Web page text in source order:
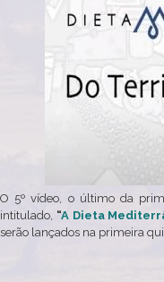
O 5º vídeo, o último da
intitulado, “A Dieta
serão lançados na primeira